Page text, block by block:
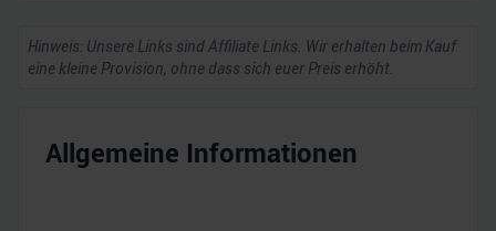
Hinweis: Unsere Links sind Affiliate Links. Wir erhalten beim Kauf
eine kleine Provision, ohne dass sich euer Preis erhöht.
Allgemeine Informationen